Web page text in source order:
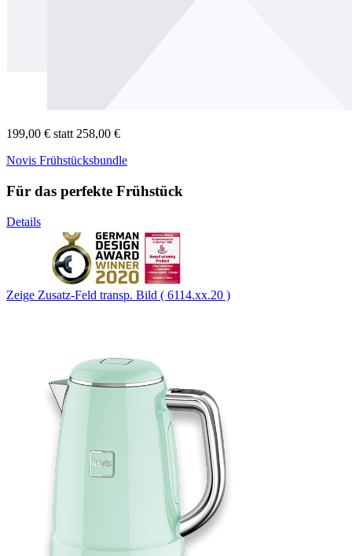
199,00 € statt 258,00 €
Novis Frühstücksbundle
Für das perfekte Frühstück
Details
Zeige Zusatz-Feld transp. Bild ( 6114.xx.20 )